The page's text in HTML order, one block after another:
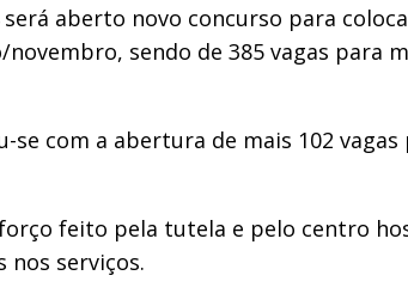
aberto novo concurso para
sendo de 385 vagas para
com a abertura de mais 102
feito pela tutela e pelo centro
nos serviços.